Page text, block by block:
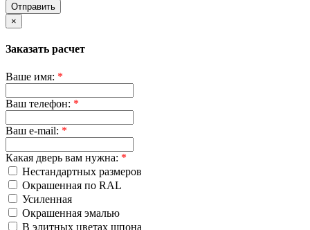
Отправить
×
Заказать расчет
Ваше имя: *
Ваш телефон: *
Ваш e-mail: *
Какая дверь вам нужна: *
Нестандартных размеров
Окрашенная по RAL
Усиленная
Окрашенная эмалью
В элитных цветах шпона